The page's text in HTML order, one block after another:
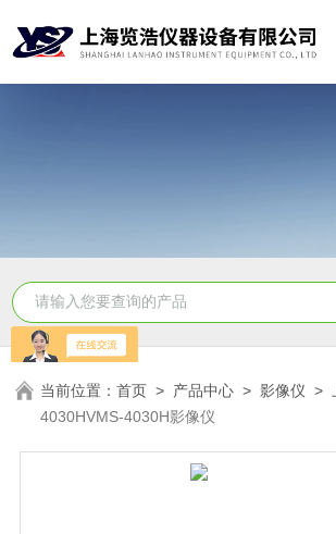
当前位置：首页 > 产品中心 >影像仪 >
4030HVMS-4030H影像仪